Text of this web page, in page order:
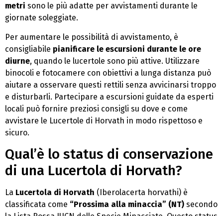
metri sono le più adatte per avvistamenti durante le
giornate soleggiate.
Per aumentare le possibilità di avvistamento, è
consigliabile pianificare le escursioni durante le ore
diurne, quando le lucertole sono più attive. Utilizzare
binocoli e fotocamere con obiettivi a lunga distanza può
aiutare a osservare questi rettili senza avvicinarsi troppo
e disturbarli. Partecipare a escursioni guidate da esperti
locali può fornire preziosi consigli su dove e come
avvistare le Lucertole di Horvath in modo rispettoso e
sicuro.
Qual’è lo status di conservazione
di una Lucertola di Horvath?
La Lucertola di Horvath (Iberolacerta horvathi) è
classificata come “Prossima alla minaccia” (NT) secondo